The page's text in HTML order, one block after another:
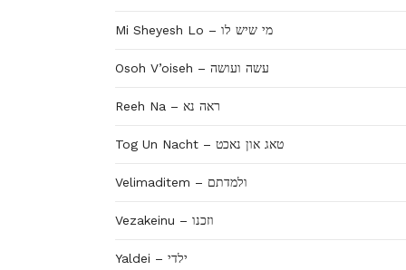
Mi Sheyesh Lo – מי שיש לו
Osoh V’oiseh – עשה ועושה
Reeh Na – ראה נא
Tog Un Nacht – טאג און נאכט
Velimaditem – ולמדתם
Vezakeinu – וזכנו
Yaldei – ילדי